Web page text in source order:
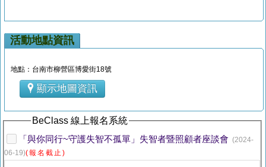
活動地點資訊
地點：台南市柳營區博愛街18號
顯示地圖資訊
BeClass 線上報名系統
「與你同行~守護失智不孤單」失智者暨照顧者座談會 (2024-
06-19)(報名截止)